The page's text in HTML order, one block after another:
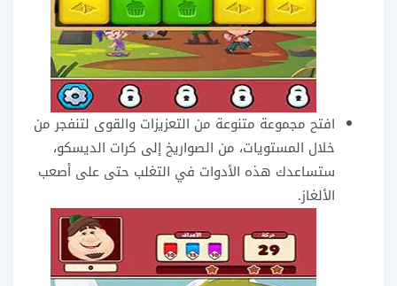
افتح مجموعة متنوعة من التعزيزات والقوى لتنفجر من
خلال المستويات، من الصواريخ إلى كرات الديسكو،
ستساعدك هذه الأدوات في التغلب حتى على أصعب
الألغاز.